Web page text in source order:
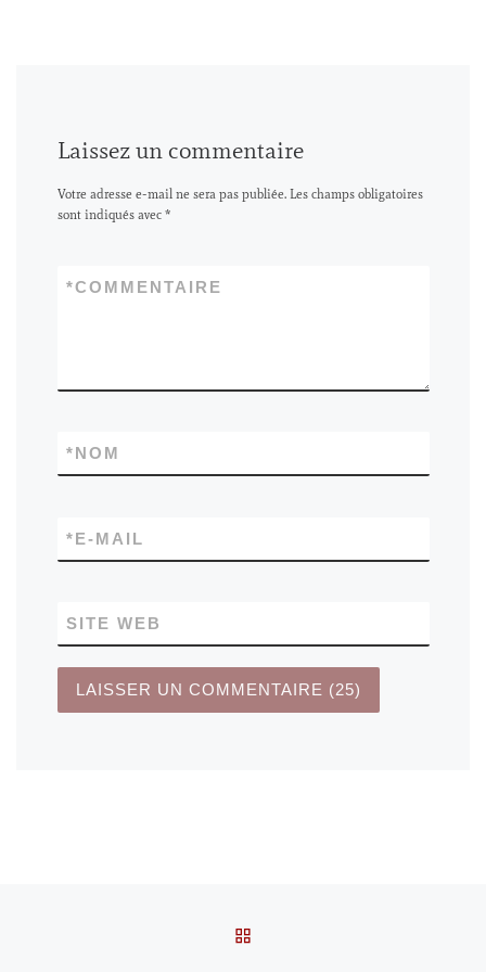
Laissez un commentaire
Votre adresse e-mail ne sera pas publiée. Les champs obligatoires
sont indiqués avec *
COMMENTAIRE
*
NOM
*
E-MAIL
*
SITE WEB
Parcourir les articles